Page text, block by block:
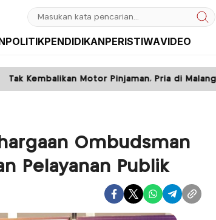
POLITIKPENDIDIKANPERISTIWAVIDEO
Motor Pinjaman, Pria di Malang Ditangkap Polisi
Ombudsman
Pelayanan Publik